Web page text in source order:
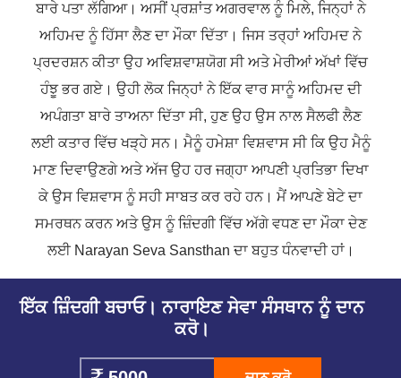
ਬਾਰੇ ਪਤਾ ਲੱਗਿਆ। ਅਸੀਂ ਪ੍ਰਸ਼ਾਂਤ ਅਗਰਵਾਲ ਨੂੰ ਮਿਲੇ, ਜਿਨ੍ਹਾਂ ਨੇ
ਅਹਿਮਦ ਨੂੰ ਹਿੱਸਾ ਲੈਣ ਦਾ ਮੌਕਾ ਦਿੱਤਾ। ਜਿਸ ਤਰ੍ਹਾਂ ਅਹਿਮਦ ਨੇ
ਪ੍ਰਦਰਸ਼ਨ ਕੀਤਾ ਉਹ ਅਵਿਸ਼ਵਾਸ਼ਯੋਗ ਸੀ ਅਤੇ ਮੇਰੀਆਂ ਅੱਖਾਂ ਵਿੱਚ
ਹੰਝੂ ਭਰ ਗਏ। ਉਹੀ ਲੋਕ ਜਿਨ੍ਹਾਂ ਨੇ ਇੱਕ ਵਾਰ ਸਾਨੂੰ ਅਹਿਮਦ ਦੀ
ਅਪੰਗਤਾ ਬਾਰੇ ਤਾਅਨਾ ਦਿੱਤਾ ਸੀ, ਹੁਣ ਉਹ ਉਸ ਨਾਲ ਸੈਲਫੀ ਲੈਣ
ਲਈ ਕਤਾਰ ਵਿੱਚ ਖੜ੍ਹੇ ਸਨ। ਮੈਨੂੰ ਹਮੇਸ਼ਾ ਵਿਸ਼ਵਾਸ ਸੀ ਕਿ ਉਹ ਮੈਨੂੰ
ਮਾਣ ਦਿਵਾਉਣਗੇ ਅਤੇ ਅੱਜ ਉਹ ਹਰ ਜਗ੍ਹਾ ਆਪਣੀ ਪ੍ਰਤਿਭਾ ਦਿਖਾ
ਕੇ ਉਸ ਵਿਸ਼ਵਾਸ ਨੂੰ ਸਹੀ ਸਾਬਤ ਕਰ ਰਹੇ ਹਨ। ਮੈਂ ਆਪਣੇ ਬੇਟੇ ਦਾ
ਸਮਰਥਨ ਕਰਨ ਅਤੇ ਉਸ ਨੂੰ ਜ਼ਿੰਦਗੀ ਵਿੱਚ ਅੱਗੇ ਵਧਣ ਦਾ ਮੌਕਾ ਦੇਣ
ਲਈ Narayan Seva Sansthan ਦਾ ਬਹੁਤ ਧੰਨਵਾਦੀ ਹਾਂ।
ਇੱਕ ਜ਼ਿੰਦਗੀ ਬਚਾਓ। ਨਾਰਾਇਣ ਸੇਵਾ ਸੰਸਥਾਨ ਨੂੰ ਦਾਨ
ਕਰੋ।